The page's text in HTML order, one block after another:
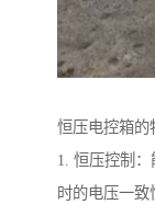
恒压电控箱的
1. 恒压控制
时的电压一致